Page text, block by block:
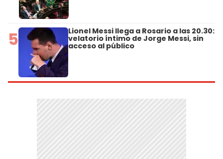
5 Lionel Messi llega a Rosario a las 20.30:
velatorio íntimo de Jorge Messi, sin
acceso al público